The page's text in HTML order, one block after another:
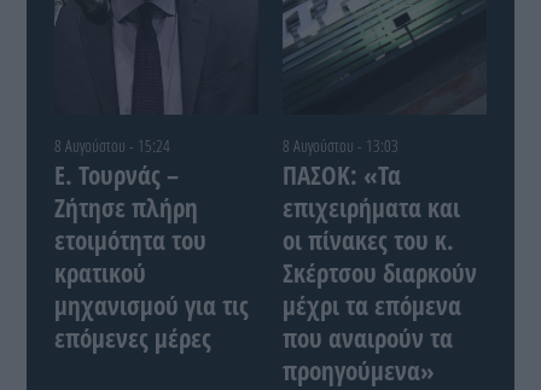
8 Αυγούστου - 15:24
Ε. Τουρνάς –
Ζήτησε πλήρη
ετοιμότητα του
κρατικού
μηχανισμού για τις
επόμενες μέρες
8 Αυγούστου - 13:03
ΠΑΣΟΚ: «Τα
επιχειρήματα και
οι πίνακες του κ.
Σκέρτσου διαρκούν
μέχρι τα επόμενα
που αναιρούν τα
προηγούμενα»